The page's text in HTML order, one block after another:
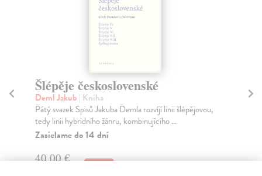
Šlépěje československé
Deml Jakub | Kniha
Pátý svazek Spisů Jakuba Demla rozvíjí linii šlépějovou,
tedy linii hybridního žánru, kombinujícího ...
Zasielame do 14 dní
40,00 €